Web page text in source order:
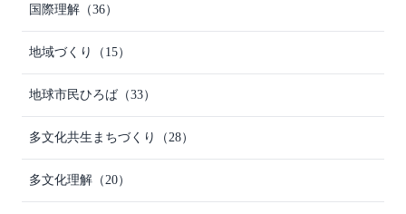
国際理解 （36）
地域づくり （15）
地球市民ひろば （33）
多文化共生まちづくり （28）
多文化理解 （20）